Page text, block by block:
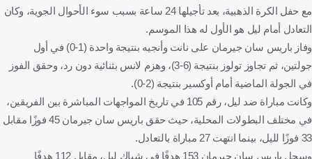
مع حفل الكرة الذهبية، بعد تأجيلها 24 ساعة بسبب سوء الأحوال الجوية، وكان
التعادل أمام ليل هو الأول له هذا الموسم.
وفاز باريس سان جيرمان على نانت وأنجيه بنتيجة واحدة (1-0) في أول
جولتين، ثم تجاوز تولوز بنتيجة (6-3)، وهزم لانس بثنائية دون رد، وحقق الفوز
في الجولة الماضية أمام أوكسير بنتيجة (2-0).
وكانت مباراة ضد ليل، رقم 105 في تاريخ المواجهات المباشرة بين الفريقين،
في مختلف البطولات المحلية، حيث حقق باريس سان جيرمان 45 فوزًا مقابل
33 فوزًا لليل، بينما انتهت 27 مباراة بالتعادل.
وسجل باريس سان جيرمان 153 هدفًا في شباك ليل، مقابل 112 هدفًا